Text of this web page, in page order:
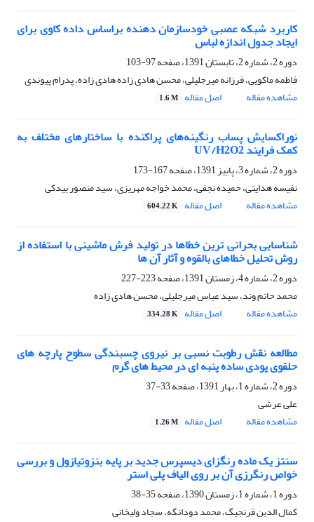
کاربرد شبکه عصبی خودسازمان دهنده براساس داده کاوی برای
ایجاد جدول اندازه لباس
دوره 2، شماره 2، تابستان 1391، صفحه
97-103
فاطمه ماکویی، فرزانه میرجلیلی، محسن هادی زاده هادی زاده، پدرام پیوندی
مشاهده مقاله
اصل مقاله 1.6 M
نوراکسایش پساب رنگینه‌های پراکنده با ساختارهای مختلف به
کمک فرایند UV/H2O2
دوره 2، شماره 3، پاییز 1391، صفحه
167-173
نفیسه هدایتی، حمیده نجفی، محمد خواجه مهریزی، سید منصور بیدکی
مشاهده مقاله
اصل مقاله 604.22 K
شناسایی بحرانی ترین خطاها در تولید فرش ماشینی با استفاده از
روش تحلیل خطاهای بالقوه و آثار آن ها
دوره 2، شماره 4، زمستان 1391، صفحه
223-227
محمد حاتم وند، سید عباس میرجلیلی، محسن هادی زاده
مشاهده مقاله
اصل مقاله 334.28 K
مطالعه نقش رطوبت نسبی بر نیروی چسبندگی سطوح پارچه های
حلقوی پودی ساده پنبه ای در محیط های گرم
دوره 2، شماره 1، بهار 1391، صفحه
33-37
علی عرشی
مشاهده مقاله
اصل مقاله 1.26 M
سنتز یک ماده رنگزای دیسپرس جدید بر پایه بنزوتیازول و بررسی
خواص رنگرزی آن بر روی الیاف پلی استر
دوره 1، شماره 1، زمستان 1390، صفحه
35-38
کمال الدین قرنجیگ، محمد دودانگه، سجاد ولیخانی